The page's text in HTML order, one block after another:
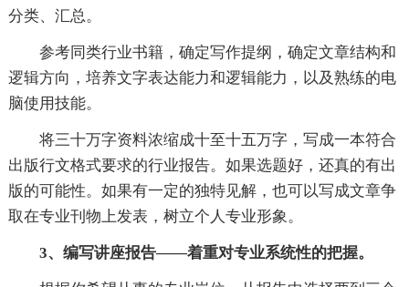
分类、汇总。
参考同类行业书籍，确定写作提纲，确定文章结构和
逻辑方向，培养文字表达能力和逻辑能力，以及熟练的电
脑使用技能。
将三十万字资料浓缩成十至十五万字，写成一本符合
出版行文格式要求的行业报告。如果选题好，还真的有出
版的可能性。如果有一定的独特见解，也可以写成文章争
取在专业刊物上发表，树立个人专业形象。
3、编写讲座报告——着重对专业系统性的把握。